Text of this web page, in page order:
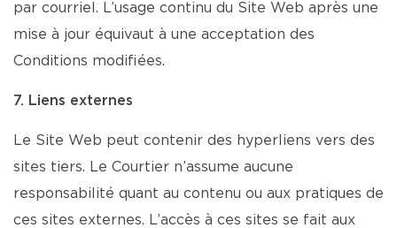
par courriel. L’usage continu du Site Web après une
mise à jour équivaut à une acceptation des
Conditions modifiées.
7. Liens externes
Le Site Web peut contenir des hyperliens vers des
sites tiers. Le Courtier n’assume aucune
responsabilité quant au contenu ou aux pratiques de
ces sites externes. L’accès à ces sites se fait aux